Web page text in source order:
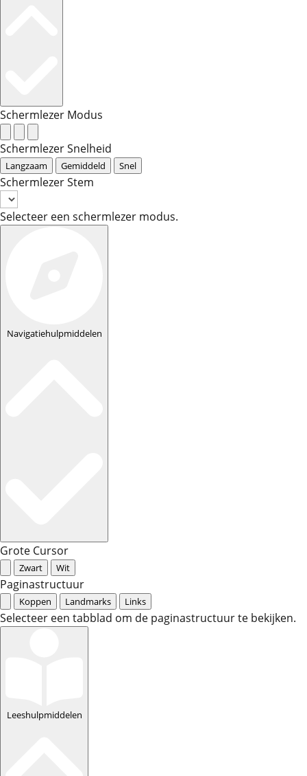
Schermlezer Modus
Schermlezer Snelheid
Langzaam Gemiddeld Snel
Schermlezer Stem
Selecteer een schermlezer modus.
Navigatiehulpmiddelen
Grote Cursor
Zwart Wit
Paginastructuur
Koppen Landmarks Links
Selecteer een tabblad om de paginastructuur te bekijken.
Leeshulpmiddelen